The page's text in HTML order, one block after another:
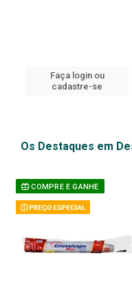
Faça login ou
cadastre-se
Os Destaques em
COMPRE E GANHE